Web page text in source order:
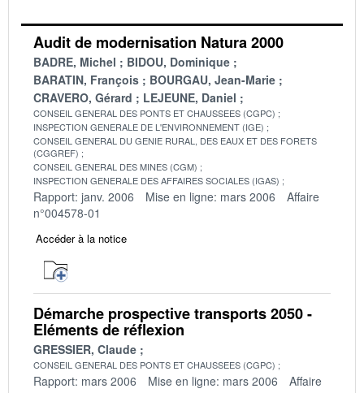
Audit de modernisation Natura 2000
BADRE, Michel
BIDOU, Dominique
BARATIN, François
BOURGAU, Jean-Marie
CRAVERO, Gérard
LEJEUNE, Daniel
CONSEIL GENERAL DES PONTS ET CHAUSSEES (CGPC)
INSPECTION GENERALE DE L'ENVIRONNEMENT (IGE)
CONSEIL GENERAL DU GENIE RURAL, DES EAUX ET DES FORETS
(CGGREF)
CONSEIL GENERAL DES MINES (CGM)
INSPECTION GENERALE DES AFFAIRES SOCIALES (IGAS)
Rapport: janv. 2006 Mise en ligne: mars 2006
Affaire
n°004578-01
Accéder à la notice
Démarche prospective transports 2050 -
Eléments de réflexion
GRESSIER, Claude
CONSEIL GENERAL DES PONTS ET CHAUSSEES (CGPC)
Rapport: mars 2006 Mise en ligne: mars 2006
Affaire